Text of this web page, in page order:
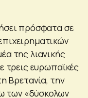
πρόσφατα σε
της λιανικής
τρεις ευρωπαϊκές
Βρετανία, την
των «δύσκολων